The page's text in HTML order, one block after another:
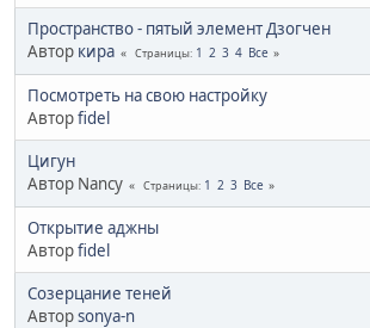
Пространство - пятый элемент Дзогчен
Автор кира Страницы 1 2 3 4 Все
Посмотреть на свою настройку
Авторfidel
Цигун
Автор Nancy
Страницы 1 2 3 Все
Открытие аджны
Авторfidel
Созерцание теней
Авторsonya-n